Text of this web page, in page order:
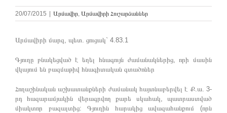
20/07/2015 Արմավիր, Արմավիրի Հուշարձաններ
Արմավիրի մարզ, պետ. ցուցակ` 4.83.1
Գյուղը բնակեցված է եղել հնագույն ժամանակներից, որի մասին
վկայում են բազմաթիվ հնագիտական գտածոներ
Հողաշինական աշխատանքների ժամանակ հայտնաբերվել է Ք.ա. 3-
րդ հազարամյակին վերագրվող քարե սկահակ, պատրաստված
միակտոր բազալտից: Գյուղին հարակից ավազահանքում (որն